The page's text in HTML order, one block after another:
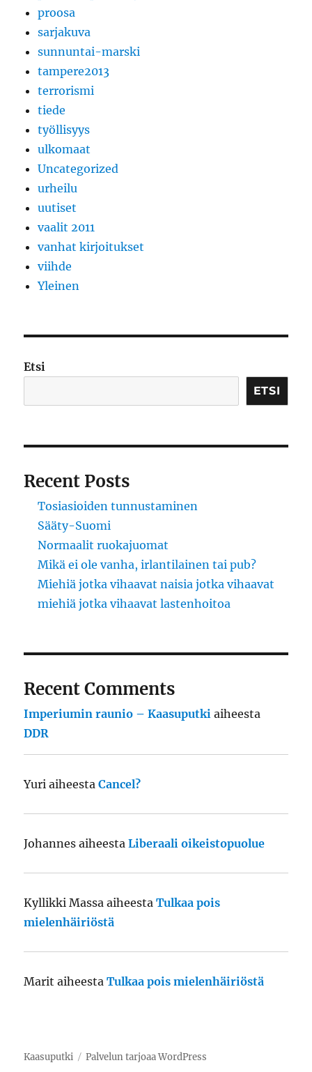
proosa
sarjakuva
sunnuntai-marski
tampere2013
terrorismi
tiede
työllisyys
ulkomaat
Uncategorized
urheilu
uutiset
vaalit 2011
vanhat kirjoitukset
viihde
Yleinen
Etsi
ETSI
Recent Posts
Tosiasioiden tunnustaminen
Sääty-Suomi
Normaalit ruokajuomat
Mikä ei ole vanha, irlantilainen tai pub?
Miehiä jotka vihaavat naisia jotka vihaavat
miehiä jotka vihaavat lastenhoitoa
Recent Comments
Imperiumin raunio – Kaasuputki aiheesta
DDR
Yuri aiheestaCancel?
Johannes aiheestaLiberaali oikeistopuolue
Kyllikki Massa aiheestaTulkaa pois
mielenhäiriöstä
Marit aiheestaTulkaa pois mielenhäiriöstä
Kaasuputki Palvelun tarjoaa WordPress